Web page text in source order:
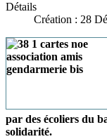
Détails
Création : 28
par des écoliers du
solidarité.